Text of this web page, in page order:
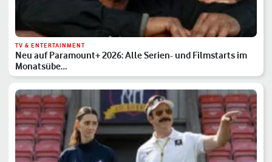
TV & ENTERTAINMENT
Neu auf Paramount+ 2026: Alle Serien- und Filmstarts im
Monatsübe…